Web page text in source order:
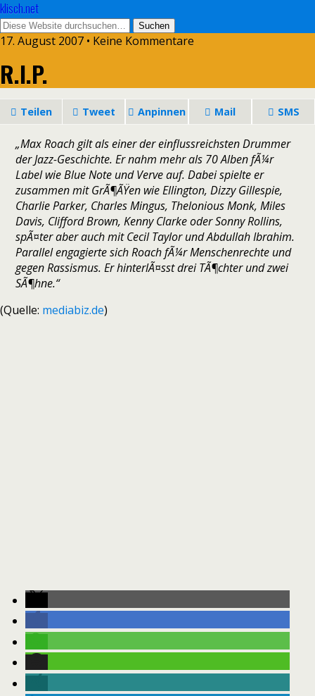
klisch.net
17. August 2007 • Keine Kommentare
R.I.P.
Teilen Tweet Anpinnen Mail SMS
„Max Roach gilt als einer der einflussreichsten Drummer
der Jazz-Geschichte. Er nahm mehr als 70 Alben fÃ¼r
Label wie Blue Note und Verve auf. Dabei spielte er
zusammen mit GrÃ¶ÃŸen wie Ellington, Dizzy Gillespie,
Charlie Parker, Charles Mingus, Thelonious Monk, Miles
Davis, Clifford Brown, Kenny Clarke oder Sonny Rollins,
spÃ¤ter aber auch mit Cecil Taylor und Abdullah Ibrahim.
Parallel engagierte sich Roach fÃ¼r Menschenrechte und
gegen Rassismus. Er hinterlÃ¤sst drei TÃ¶chter und zwei
SÃ¶hne.“
(Quelle: mediabiz.de)